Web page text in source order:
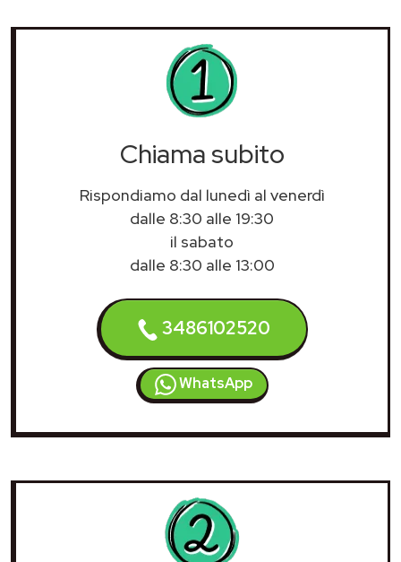
Chiama subito
Rispondiamo dal lunedì al venerdì
dalle 8:30 alle 19:30
il sabato
dalle 8:30 alle 13:00
3486102520
WhatsApp